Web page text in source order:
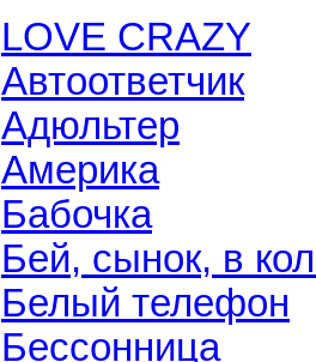
LOVE CRAZY
Автоответчик
Адюльтер
Америка
Бабочка
Бей, сынок, в
Белый телефон
Бессонница